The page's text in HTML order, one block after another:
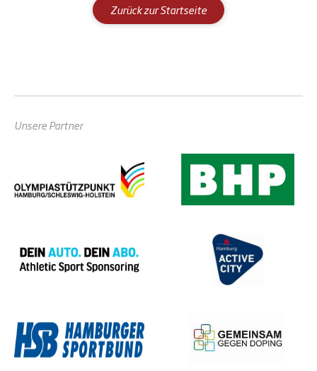
Zurück zur Startseite
Unsere Partner